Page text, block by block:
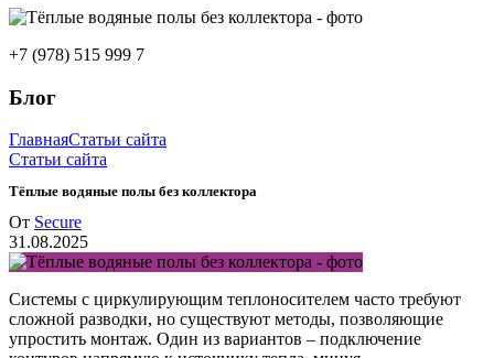
+7 (978) 515 999 7
Блог
ГлавнаяСтатьи сайта
Статьи сайта
Тёплые водяные полы без коллектора
От Secure
31.08.2025
Системы с циркулирующим теплоносителем часто требуют
сложной разводки, но существуют методы, позволяющие
упростить монтаж. Один из вариантов – подключение